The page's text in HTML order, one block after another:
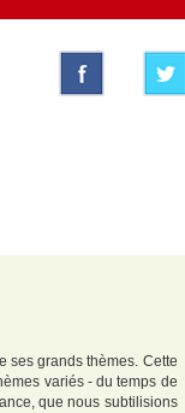
ses grands thèmes. Cette
variés - du temps de
que nous subtilisions